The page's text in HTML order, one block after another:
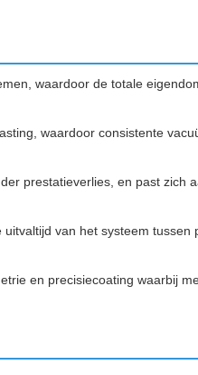
waardoor de totale
waardoor consistente
prestatieverlies, en past zich
van het systeem tussen
en precisiecoating waarbij